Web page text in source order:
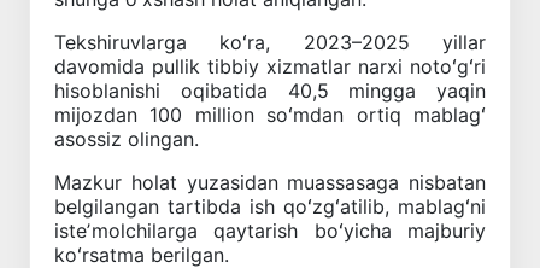
Tekshiruvlarga koʻra, 2023–2025 yillar
davomida pullik tibbiy xizmatlar narxi notoʻgʻri
hisoblanishi oqibatida 40,5 mingga yaqin
mijozdan 100 million soʻmdan ortiq mablagʻ
asossiz olingan.
Mazkur holat yuzasidan muassasaga nisbatan
belgilangan tartibda ish qoʻzgʻatilib, mablagʻni
isteʼmolchilarga qaytarish boʻyicha majburiy
koʻrsatma berilgan.